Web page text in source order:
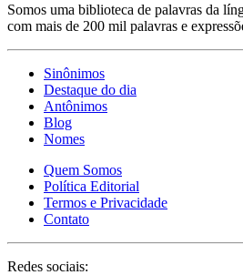
Somos uma biblioteca de palavras da
com mais de 200 mil palavras e
Sinônimos
Destaque do dia
Antônimos
Blog
Nomes
Quem Somos
Política Editorial
Termos e Privacidade
Contato
Redes sociais: